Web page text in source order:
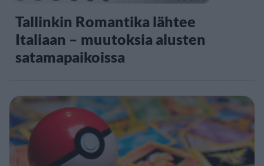
Tallinkin Romantika lähtee
Italiaan – muutoksia alusten
satamapaikoissa